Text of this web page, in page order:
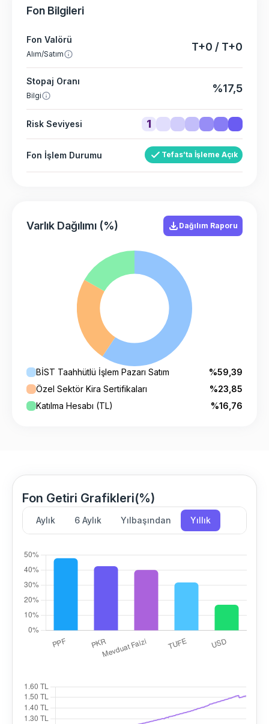
Fon Bilgileri
Fon Valörü
Alım/Satım
T+0 / T+0
Stopaj Oranı
Bilgi
%17,5
Risk Seviyesi 1
Fon İşlem Durumu Tefas’ta İşleme Açık
Varlık Dağılımı (%) Dağılım Raporu
BİST Taahhütlü İşlem Pazarı Satım
%59,39
Özel Sektör Kira Sertifikaları
%23,85
Katılma Hesabı (TL)
%16,76
Fon Getiri Grafikleri(%)
Aylık 6 Aylık Yılbaşından Yıllık